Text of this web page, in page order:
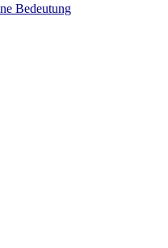
Bedeutung